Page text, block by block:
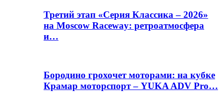
Третий этап «Серия Классика – 2026»
на Moscow Raceway: ретроатмосфера
и…
Бородино грохочет моторами: на кубке
Крамар моторспорт – YUKA ADV Pro…